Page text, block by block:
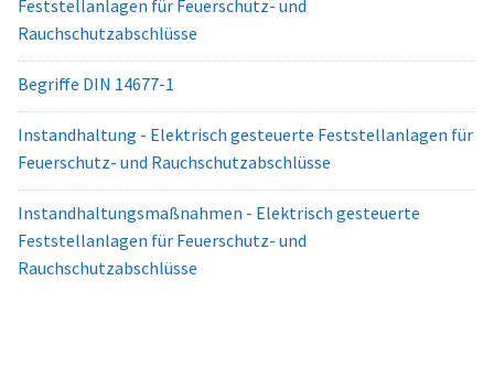
Feststellanlagen für Feuerschutz- und
Rauchschutzabschlüsse
Begriffe DIN 14677-1
Instandhaltung - Elektrisch gesteuerte Feststellanlagen für
Feuerschutz- und Rauchschutzabschlüsse
Instandhaltungsmaßnahmen - Elektrisch gesteuerte
Feststellanlagen für Feuerschutz- und
Rauchschutzabschlüsse